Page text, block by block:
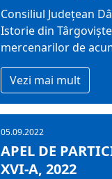
Consiliul Județean
Istorie din
mercenarilor de
Vezi mai mult
05.09.2022
APEL DE
XVI-A, 2022